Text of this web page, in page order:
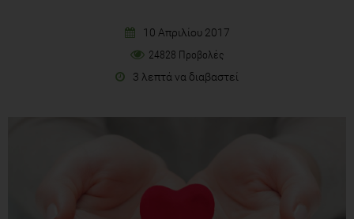
10 Απριλίου 2017
24828 Προβολές
3 λεπτά να διαβαστεί